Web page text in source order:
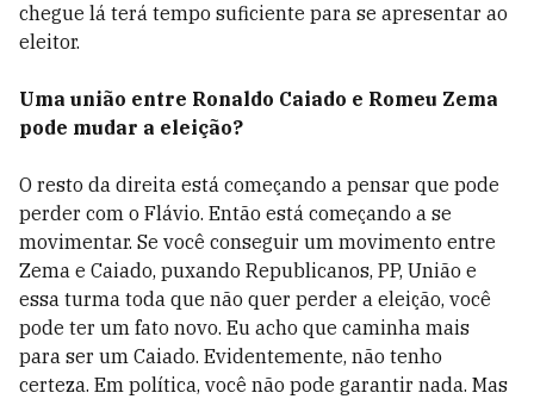
chegue lá terá tempo suficiente para se apresentar ao
eleitor.
Uma união entre Ronaldo Caiado e Romeu Zema
pode mudar a eleição?
O resto da direita está começando a pensar que pode
perder com o Flávio. Então está começando a se
movimentar. Se você conseguir um movimento entre
Zema e Caiado, puxando Republicanos, PP, União e
essa turma toda que não quer perder a eleição, você
pode ter um fato novo. Eu acho que caminha mais
para ser um Caiado. Evidentemente, não tenho
certeza. Em política, você não pode garantir nada. Mas